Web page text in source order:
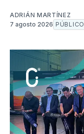
ADRIÁN MARTÍNEZ
7 agosto 2026 PÚBLICO